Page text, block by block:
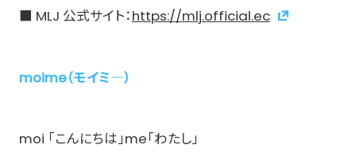
■ MLJ 公式サイト：https://mlj.official.ec
moime（モイミ―）
moi 「こんにちは」me「わたし」